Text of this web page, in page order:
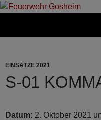
EINSÄTZE 2021
S-01
Datum: 2. Oktober 2021